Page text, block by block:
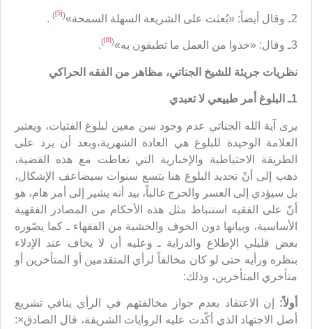
2ـ وقال أيضاً: «بُعثت على الشريعة السهلة السمحة» (
[5]
)
.
3ـ وقال: «خذوا من العمل ما تطيقون به» (
[6]
)
.
نظريات جريئة للشيخ الجناتي، مظاهر من الفقه الحراكي
1ـ البلوغ أمر طبيعي لا تعبدي
يرى آية الله الجناتي عدم وجود سن معين لبلوغ الفتيات، ويعتبر
العلامة الوحيدة للبلوغ هي العادة الشهرية،وبعد أن يرد على
الطريقة الاحتياطية والإخبارية التي تعاطت مع هذه القضية،
ذهب إلى أنّ تحديد البلوغ هنا بتسع سنوات سيضاعف الإشكال،
بل سيؤدي إلى العسر والحرج غالباً، بيد أنه يشير إلى أمر هام، هو
أنّ على الفقيه استنباط مثل هذه الأحكام من المصادر الفقهية
الأساسية، وبيانها دون الخوف والخشية من الفقهاء ـ كما يصّوره
بعض قليلي الإطلاع والدراية ـ وعليه أن لا يخاف عند الإدلاء
بنظره ورأيه حتى لو كان مخالفاً لرأي المتقدمين أو المتأخرين أو
متأخري المتأخرين، وذلك:
أولاً: إن الاعتقاد بعدم جواز مخالفتهم في الرأي ينافي تشريع
أصل الاجتهاد الذي أكّدت عليه الروايات الشريفة، قال الصادق×: